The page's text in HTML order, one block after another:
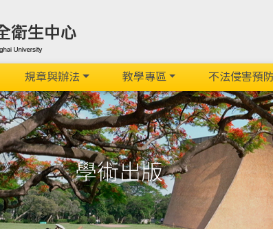
規章與辦法 教學專區 不法侵害預
學術出版